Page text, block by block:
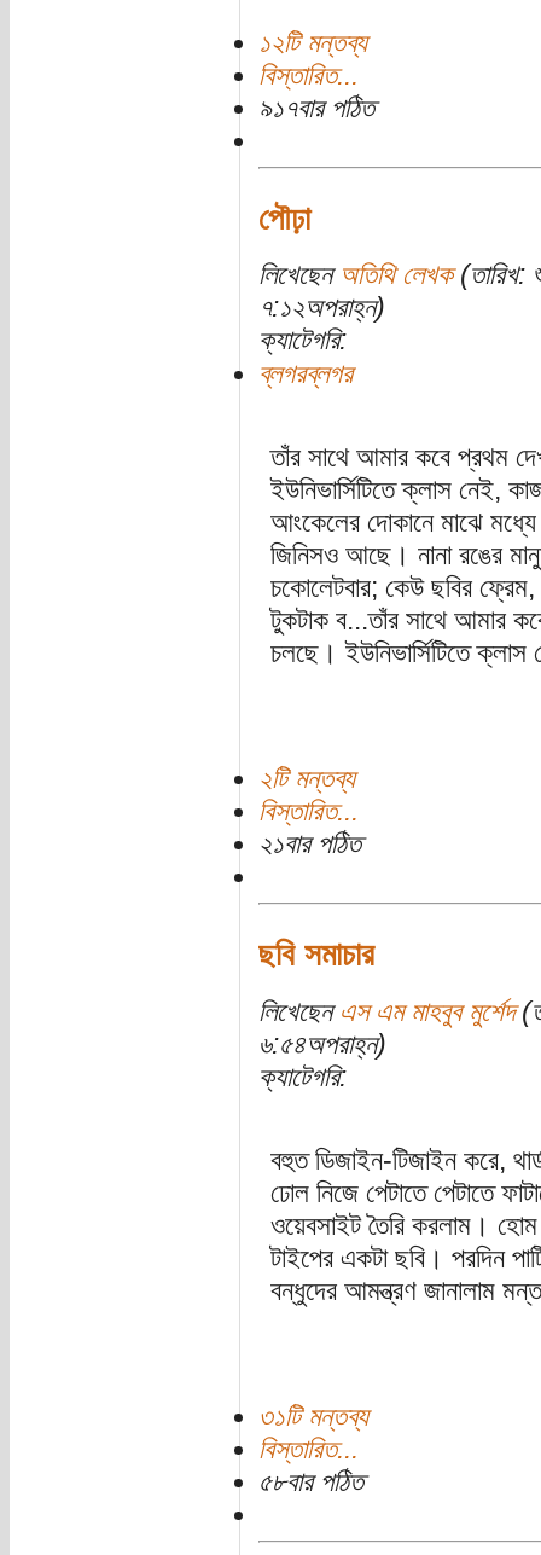
১২টি মন্তব্য
বিস্তারিত...
৯১৭বার পঠিত
পৌঢ়া
লিখেছেন অতিথি লেখক(তারিখ:
৭:১২অপরাহ্ন)
ক্যাটেগরি:
ব্লগরব্লগর
তাঁর সাথে আমার কবে প্রথম
ইউনিভার্সিটিতে ক্লাস নেই,
আংকেলের দোকানে মাঝে
জিনিসও আছে। নানা রঙের
চকোলেটবার; কেউ ছবির ফ্রেম,
টুকটাক ব...তাঁর সাথে আমার
চলছে। ইউনিভার্সিটিতে
২টি মন্তব্য
বিস্তারিত...
২১বার পঠিত
ছবি সমাচার
লিখেছেন এস এম মাহবুব মুর্শেদ
৬:৫৪অপরাহ্ন)
ক্যাটেগরি:
বহুত ডিজাইন-টিজাইন করে,
ঢোল নিজে পেটাতে পেটাতে
ওয়েবসাইট তৈরি করলাম। হোম
টাইপের একটা ছবি। পরদিন
বন্ধুদের আমন্ত্রণ জানালাম
৩১টি মন্তব্য
বিস্তারিত...
৫৮বার পঠিত